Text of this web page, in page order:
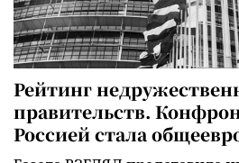
Рейтинг
правительств.
Россией стала